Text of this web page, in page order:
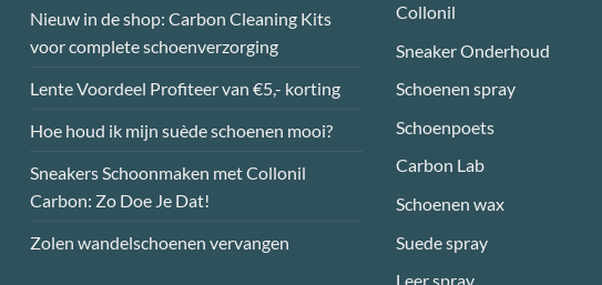
Nieuw in de shop: Carbon Cleaning Kits
voor complete schoenverzorging
Lente Voordeel Profiteer van €5,- korting
Hoe houd ik mijn suède schoenen mooi?
Sneakers Schoonmaken met Collonil
Carbon: Zo Doe Je Dat!
Zolen wandelschoenen vervangen
Collonil
Sneaker Onderhoud
Schoenen spray
Schoenpoets
Carbon Lab
Schoenen wax
Suede spray
Leer spray